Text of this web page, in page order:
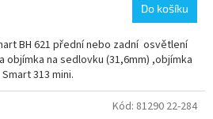
Do košíku
BH 621 přední nebo zadní osvětlení
objímka na sedlovku (31,6mm) ,objímka
313 mini.
Kód: 81290 22-284